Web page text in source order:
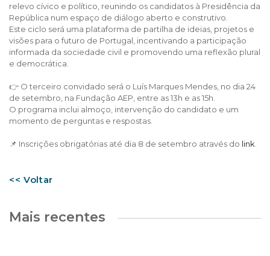
relevo cívico e político, reunindo os candidatos à Presidência da
República num espaço de diálogo aberto e construtivo.
Este ciclo será uma plataforma de partilha de ideias, projetos e
visões para o futuro de Portugal, incentivando a participação
informada da sociedade civil e promovendo uma reflexão plural
e democrática.
👉 O terceiro convidado será o Luís Marques Mendes, no dia 24
de setembro, na Fundação AEP, entre as 13h e as 15h.
O programa inclui almoço, intervenção do candidato e um
momento de perguntas e respostas.
📌 Inscrições obrigatórias até dia 8 de setembro através do link
<< Voltar
Mais recentes